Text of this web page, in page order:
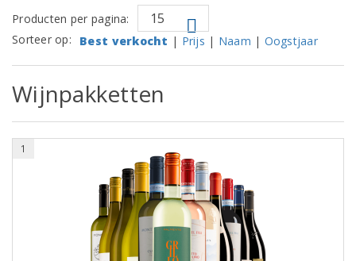
Producten per pagina:
Sorteer op:
Best verkocht | Prijs | Naam | Oogstjaar
Wijnpakketten
1